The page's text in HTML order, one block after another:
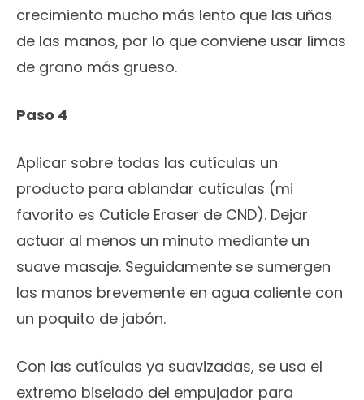
crecimiento mucho más lento que las uñas
de las manos, por lo que conviene usar limas
de grano más grueso.
Paso 4
Aplicar sobre todas las cutículas un
producto para ablandar cutículas (mi
favorito es Cuticle Eraser de CND). Dejar
actuar al menos un minuto mediante un
suave masaje. Seguidamente se sumergen
las manos brevemente en agua caliente con
un poquito de jabón.
Con las cutículas ya suavizadas, se usa el
extremo biselado del empujador para